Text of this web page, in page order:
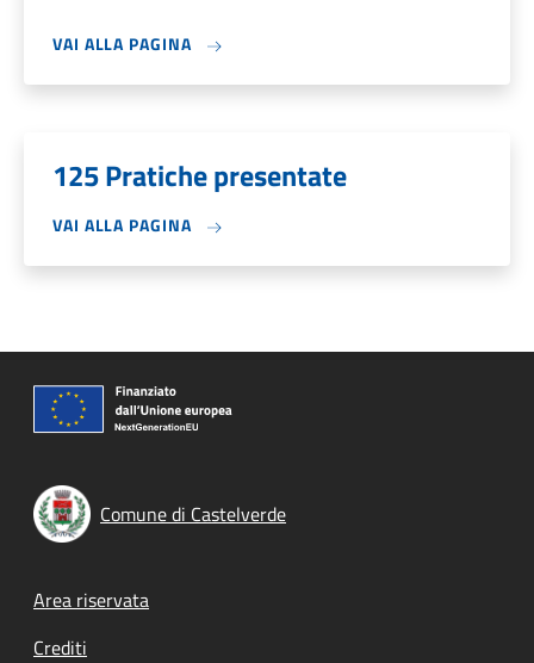
VAI ALLA PAGINA
125 Pratiche presentate
VAI ALLA PAGINA
Comune di Castelverde
Footer menu
Area riservata
Crediti